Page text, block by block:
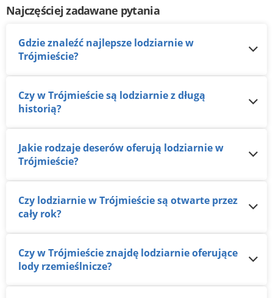
Najczęściej zadawane pytania
Gdzie znaleźć najlepsze lodziarnie w
Trójmieście?
Czy w Trójmieście są lodziarnie z długą
historią?
Jakie rodzaje deserów oferują lodziarnie w
Trójmieście?
Czy lodziarnie w Trójmieście są otwarte przez
cały rok?
Czy w Trójmieście znajdę lodziarnie oferujące
lody rzemieślnicze?